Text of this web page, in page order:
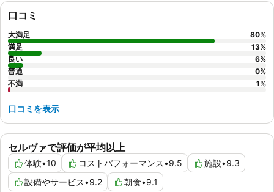
セルヴァで評価が平均以上
体験•10 コストパフォーマンス•9.5 施設•9.3
設備やサービス•9.2 朝食•9.1
口コミ
大満足 80%
満足
13%
良い
6%
普通
0%
不満
1%
口コミを表示